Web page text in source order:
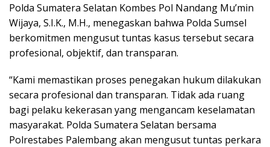
Polda Sumatera Selatan Kombes Pol Nandang Mu’min
Wijaya, S.I.K., M.H., menegaskan bahwa Polda Sumsel
berkomitmen mengusut tuntas kasus tersebut secara
profesional, objektif, dan transparan.
“Kami memastikan proses penegakan hukum dilakukan
secara profesional dan transparan. Tidak ada ruang
bagi pelaku kekerasan yang mengancam keselamatan
masyarakat. Polda Sumatera Selatan bersama
Polrestabes Palembang akan mengusut tuntas perkara